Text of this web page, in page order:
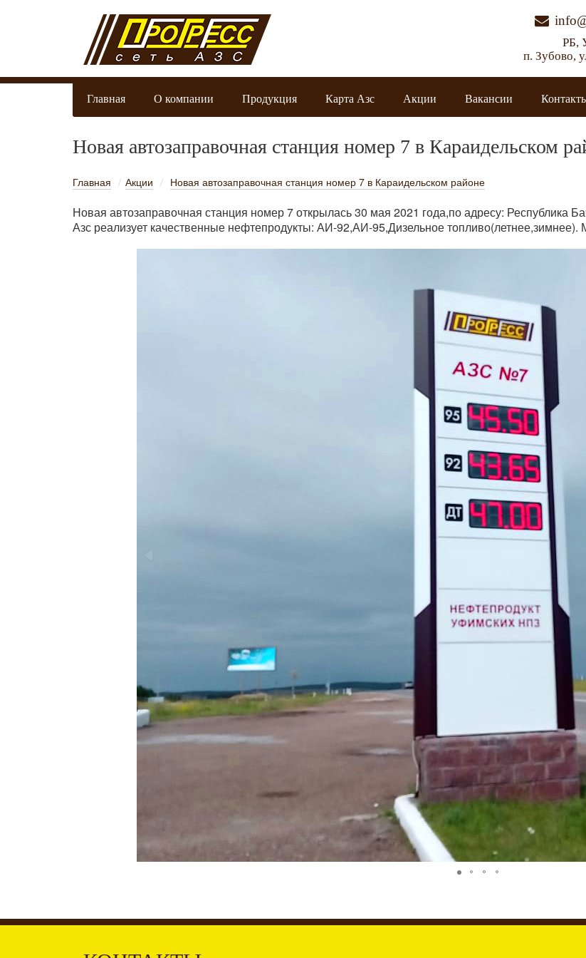
РБ,
п. Зубово,
Главная О компании Продукция Карта Азс Акции Вакансии
Новая автозаправочная станция номер 7 в Караидельском
Главная / Акции / Новая автозаправочная станция номер 7 в Караидельском районе
Новая автозаправочная станция номер 7 открылась 30 мая 2021 года,по адресу: Республика
Азс реализует качественные нефтепродукты: АИ-92,АИ-95,Дизельное